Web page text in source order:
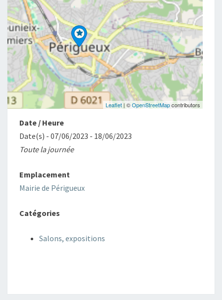
Leaflet | ©OpenStreetMapcontributors
Date / Heure
Date(s) - 07/06/2023 - 18/06/2023
Toute la journée
Emplacement
Mairie de Périgueux
Catégories
Salons, expositions